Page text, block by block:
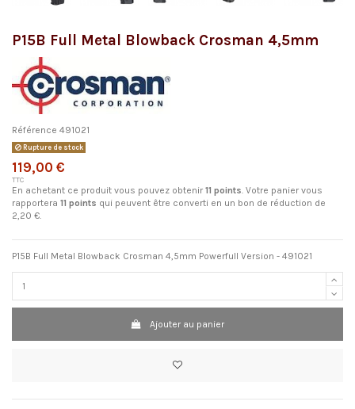
P15B Full Metal Blowback Crosman 4,5mm
Référence 491021
Rupture de stock
119,00 €
TTC
En achetant ce produit vous pouvez obtenir 11 points. Votre panier vous
rapportera 11 points qui peuvent être converti en un bon de réduction de
2,20 €.
P15B Full Metal Blowback Crosman 4,5mm Powerfull Version - 491021
Ajouter au panier